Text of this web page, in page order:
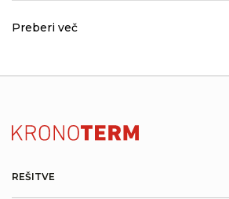
Preberi več
REŠITVE